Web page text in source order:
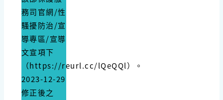
務司官網/性
騷擾防治/宣
導專區/宣導
文宣項下
（https://reurl.cc/lQeQQl）。
2023-12-29
修正後之